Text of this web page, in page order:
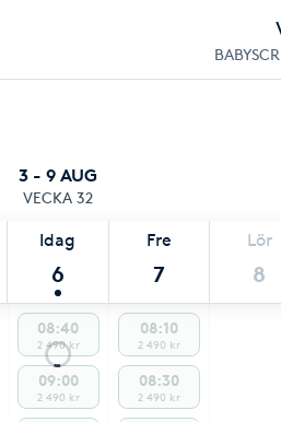
3 - 9 AUG
VECKA 32
Idag
6
Fre
7
Lör
8
08:40
2 490 kr
09:00
2 490 kr
08:10
2 490 kr
08:30
2 490 kr